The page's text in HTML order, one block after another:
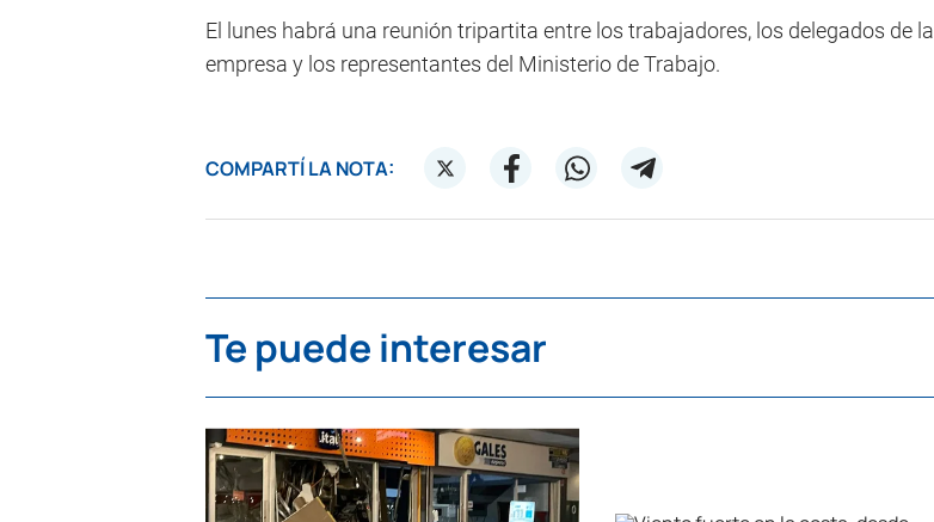
El lunes habrá una reunión tripartita entre los trabajadores, los delegados de la
empresa y los representantes del Ministerio de Trabajo.
COMPARTÍ LA NOTA:
Te puede interesar